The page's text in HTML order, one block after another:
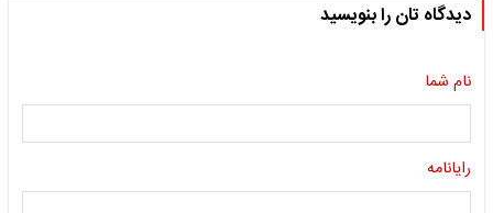
دیدگاه تان را بنویسید
نام شما
رایانامه